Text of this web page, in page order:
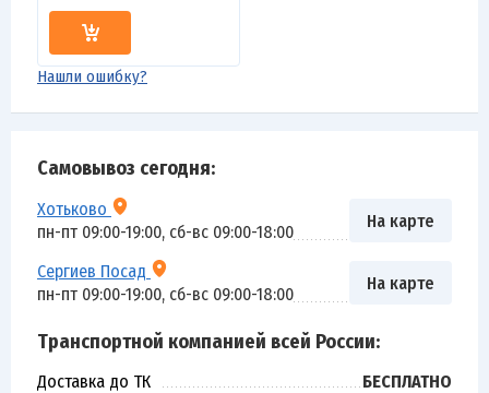
Самовывоз сегодня:
Хотьково
пн-пт 09:00-19:00, сб-вс 09:00-18:00
На карте
Сергиев Посад
пн-пт 09:00-19:00, сб-вс 09:00-18:00
На карте
Транспортной компанией всей России:
Доставка до ТК
БЕСПЛАТНО
Нашли ошибку?